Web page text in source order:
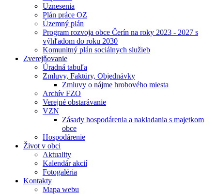
Uznesenia
Plán práce OZ
Územný plán
Program rozvoja obce Čerín na roky 2023 - 2027 s
výhľadom do roku 2030
Komunitný plán sociálnych služieb
Zverejňovanie
Úradná tabuľa
Zmluvy, Faktúry, Objednávky
Zmluvy o nájme hrobového miesta
Archív FZO
Verejné obstarávanie
VZN
Zásady hospodárenia a nakladania s majetkom
obce
Hospodárenie
Život v obci
Aktuality
Kalendár akcií
Fotogaléria
Kontakty
Mapa webu